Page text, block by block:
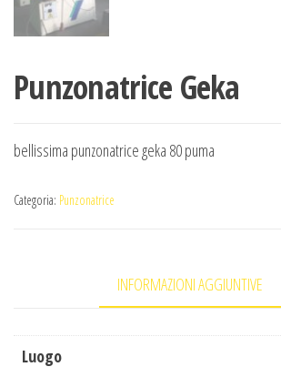
Punzonatrice Geka
bellissima punzonatrice geka 80 puma
Categoria: Punzonatrice
INFORMAZIONI AGGIUNTIVE
Luogo